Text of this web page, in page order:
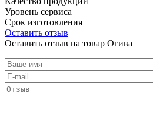
Уровень сервиса
Срок изготовления
Оставить отзыв
Оставить отзыв на товар Огива